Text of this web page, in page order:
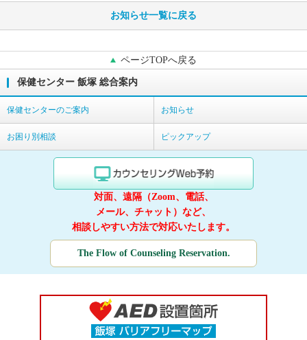
お知らせ一覧に戻る
ページTOPへ戻る
保健センター 飯塚 総合案内
保健センターのご案内 お知らせ
お困り別相談 ピックアップ
対面、遠隔（Zoom、電話、
メール、チャット）など、
相談しやすい方法で対応いたします。
The Flow of Counseling Reservation.